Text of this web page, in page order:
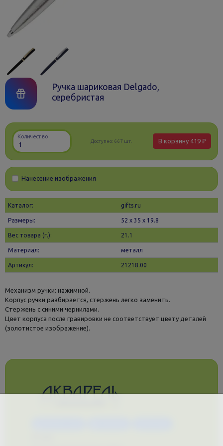
Ручка шариковая Delgado,
серебристая
Количество
Доступно: 667 шт. В корзину 419 ₽
Нанесение изображения
Каталог: gifts.ru
Размеры: 52 х 35 x 19.8
Вес товара (г.): 21.1
Материал: металл
Артикул: 21218.00
Механизм ручки: нажимной.
Корпус ручки разбирается, стержень легко заменить.
Стержень с синими чернилами.
Цвет корпуса после гравировки не соответствует цвету деталей
(золотистое изображение).